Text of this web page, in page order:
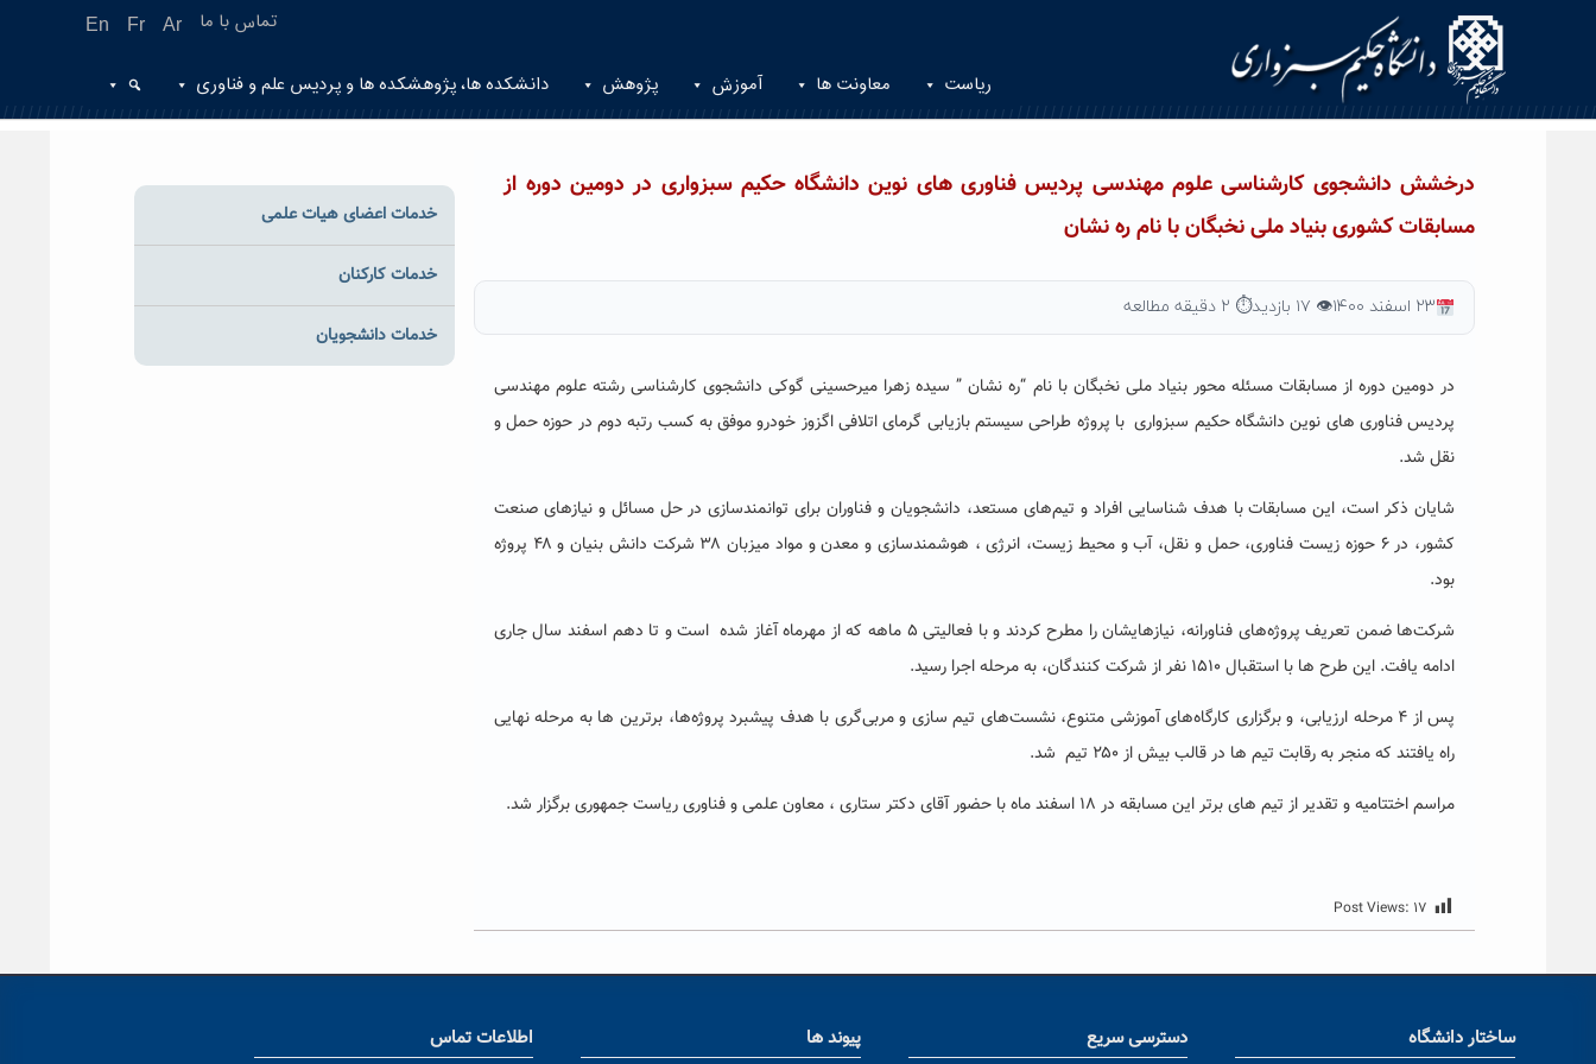
En Fr Ar تماس با ما
ریاست معاونت ها آموزش پژوهش دانشکده ها، پژوهشکده ها و پردیس علم و فناوری
درخشش دانشجوی کارشناسی علوم مهندسی پردیس فناوری های نوین دانشگاه حکیم سبزواری در دومین دوره از
مسابقات کشوری بنیاد ملی نخبگان با نام ره نشان
۲۳ اسفند ۱۴۰۰ 👁 ۱۷ بازدید ⏱ ۲ دقیقه مطالعه
در دومین دوره از مسابقات مسئله محور بنیاد ملی نخبگان با نام “ره نشان ” سیده زهرا میرحسینی گوکی دانشجوی کارشناسی رشته علوم مهندسی
پردیس فناوری های نوین دانشگاه حکیم سبزواری با پروژه طراحی سیستم بازیابی گرمای اتلافی اگزوز خودرو موفق به کسب رتبه دوم در حوزه حمل و
نقل شد.
شایان ذکر است، این مسابقات با هدف شناسایی افراد و تیم‌های مستعد، دانشجویان و فناوران برای توانمندسازی در حل مسائل و نیازهای صنعت
کشور، در ۶ حوزه زیست فناوری، حمل و نقل، آب و محیط زیست، انرژی ، هوشمندسازی و معدن و مواد میزبان ۳۸ شرکت دانش بنیان و ۴۸ پروژه
بود.
شرکت‌ها ضمن تعریف پروژه‌های فناورانه، نیازهایشان را مطرح کردند و با فعالیتی ۵ ماهه که از مهرماه آغاز شده است و تا دهم اسفند سال جاری
ادامه یافت. این طرح ها با استقبال ۱۵۱۰ نفر از شرکت کنندگان، به مرحله اجرا رسید.
پس از ۴ مرحله ارزیابی، و برگزاری کارگاه‌های آموزشی متنوع، نشست‌های تیم سازی و مربی‌گری با هدف پیشبرد پروژه‌ها، برترین ها به مرحله نهایی
راه یافتند که منجر به رقابت تیم ها در قالب بیش از ۲۵۰ تیم شد.
مراسم اختتامیه و تقدیر از تیم های برتر این مسابقه در ۱۸ اسفند ماه با حضور آقای دکتر ستاری ، معاون علمی و فناوری ریاست جمهوری برگزار شد.
Post Views: ۱۷
خدمات اعضای هیات علمی
خدمات کارکنان
خدمات دانشجویان
ساختار دانشگاه دسترسی سریع پیوند ها اطلاعات تماس